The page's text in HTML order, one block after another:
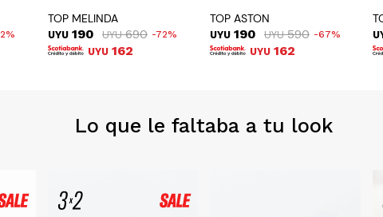
TOP MELINDA
UYU 190 UYU 690 72
UYU 162
TOP ASTON
UYU 190 UYU 590 67
UYU 162
Lo que le faltaba a tu look